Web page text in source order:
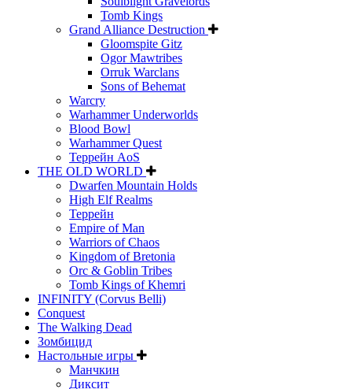
Tomb Kings
Grand Alliance Destruction
Gloomspite Gitz
Ogor Mawtribes
Orruk Warclans
Sons of Behemat
Warcry
Warhammer Underworlds
Blood Bowl
Warhammer Quest
Террейн AoS
THE OLD WORLD
Dwarfen Mountain Holds
High Elf Realms
Террейн
Empire of Man
Warriors of Chaos
Kingdom of Bretonia
Orc & Goblin Tribes
Tomb Kings of Khemri
INFINITY (Corvus Belli)
Conquest
The Walking Dead
Зомбицид
Настольные игры
Манчкин
Диксит